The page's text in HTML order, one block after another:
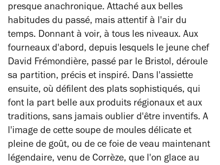
presque anachronique. Attaché aux belles
habitudes du passé, mais attentif à l'air du
temps. Donnant à voir, à tous les niveaux. Aux
fourneaux d'abord, depuis lesquels le jeune chef
David Frémondière, passé par le Bristol, déroule
sa partition, précis et inspiré. Dans l'assiette
ensuite, où défilent des plats sophistiqués, qui
font la part belle aux produits régionaux et aux
traditions, sans jamais oublier d'être inventifs. A
l'image de cette soupe de moules délicate et
pleine de goût, ou de ce foie de veau maintenant
légendaire, venu de Corrèze, que l'on glace au